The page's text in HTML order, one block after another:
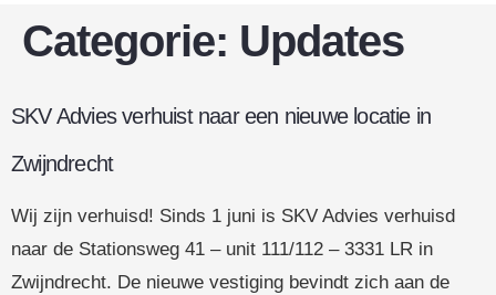
Categorie: Updates
SKV Advies verhuist naar een nieuwe locatie in
Zwijndrecht
Wij zijn verhuisd! Sinds 1 juni is SKV Advies verhuisd
naar de Stationsweg 41 – unit 111/112 – 3331 LR in
Zwijndrecht. De nieuwe vestiging bevindt zich aan de